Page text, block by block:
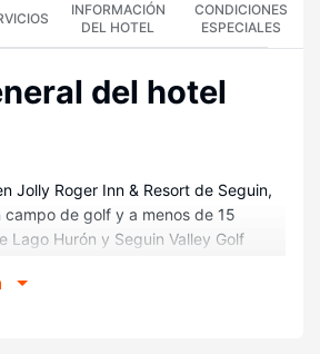
INFORMACIÓN
DEL HOTEL
CONDICIONES
ESPECIALES
del hotel
Jolly Roger Inn & Resort de Seguin,
de golf y a menos de 15
Lago Hurón y Seguin Valley Golf
Parque provincial de Oastler Lake y